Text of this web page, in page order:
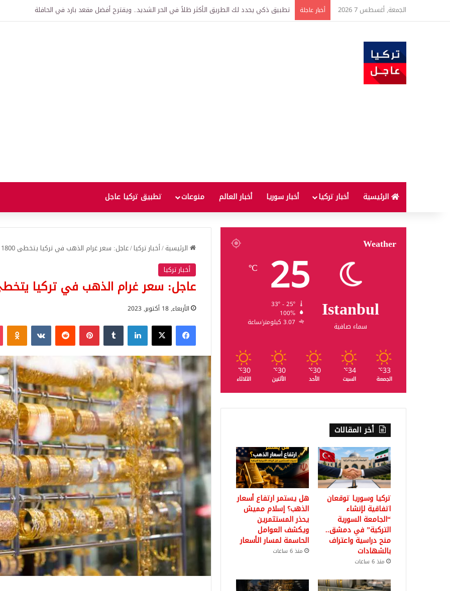
الجمعة, أغسطس 7 2026 أخبار عاجلة تركيا وسوريا توقعان اتفاقية لإنشاء “الجامعة السورية التركية” في دمشق.. منح دراسية واعتراف بالشهادات
الرئيسية أخبار تركيا أخبار سوريا أخبار العالم منوعات تطبيق تركيا عاجل
الرئيسية/أخبار تركيا/عاجل: سعر غرام الذهب في تركيا يتخطى 1800 ليرة بعد ارتفاع الدولار
أخبار تركيا
عاجل: سعر غرام الذهب في تركيا يتخطى 1800 ليرة بعد ارتفاع
الأربعاء, 18 أكتوبر, 2023
فيسبوك‫X لينكدإن بينتيريست
Weather
Istanbul
سماء صافية
25
℃
100%
3.07 كيلومتر/ساعة
33
℃
الجمعة
34
℃
السبت
30
℃
الأحد
30
℃
الأثنين
30
℃
الثلاثاء
أخر المقالات
تركيا وسوريا توقعان
اتفاقية لإنشاء
“الجامعة السورية
التركية” في دمشق..
منح دراسية واعتراف
بالشهادات
منذ 6 ساعات
هل يستمر ارتفاع أسعار
الذهب؟ إسلام مميش
يحذر المستثمرين
ويكشف العوامل
الحاسمة لمسار الأسعار
منذ 6 ساعات